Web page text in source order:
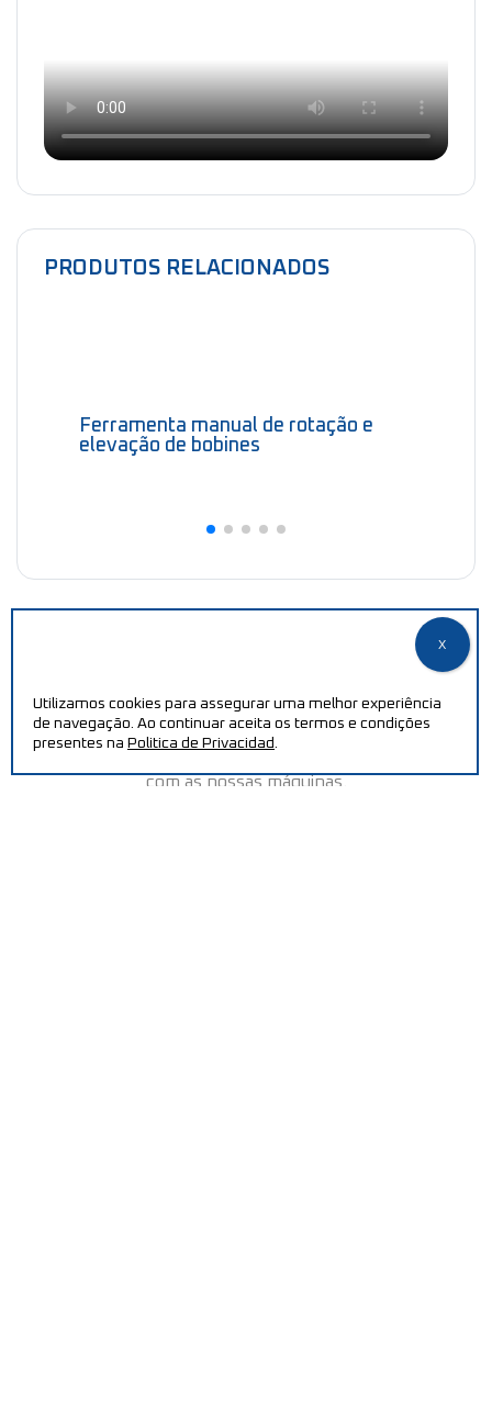
PRODUTOS RELACIONADOS
Ferramenta manual de rotação e
elevação de bobines
PRECISA DE AJUDA?
Aumente a sua eficiência e reduza os custos de produção
com as nossas máquinas.
Utilizamos cookies para assegurar uma melhor experiência
de navegação. Ao continuar aceita os termos e condições
presentes na Politica de Privacidad.